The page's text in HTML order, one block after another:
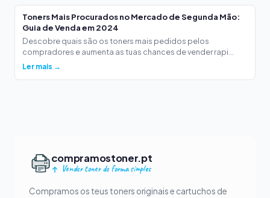
Toners Mais Procurados no Mercado de Segunda Mão:
Guia de Venda em 2024
Descobre quais são os toners mais pedidos pelos
compradores e aumenta as tuas chances de vender rapi...
Ler mais →
compramostoner.pt
Vender toner de forma simples
Compramos os teus toners originais e cartuchos de